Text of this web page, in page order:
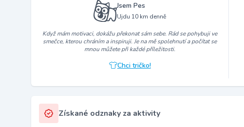
Jsem Pes
Ujdu 10 km denně
Když mám motivaci, dokážu překonat sám sebe. Rád se pohybuji ve
smečce, kterou chráním a inspiruji. Je na mě spolehnutí a počítat se
mnou můžete při každé příležitosti.
Chci tričko!
Získané odznaky za aktivity